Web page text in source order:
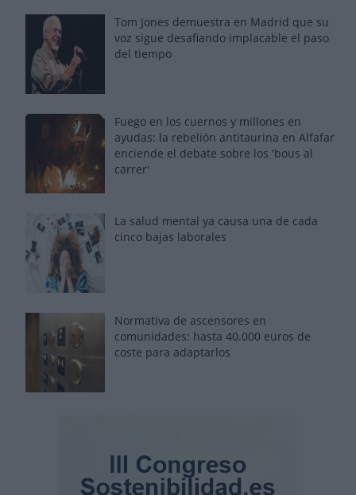
Tom Jones demuestra en Madrid que su
voz sigue desafiando implacable el paso
del tiempo
Fuego en los cuernos y millones en
ayudas: la rebelión antitaurina en Alfafar
enciende el debate sobre los 'bous al
carrer'
La salud mental ya causa una de cada
cinco bajas laborales
Normativa de ascensores en
comunidades: hasta 40.000 euros de
coste para adaptarlos